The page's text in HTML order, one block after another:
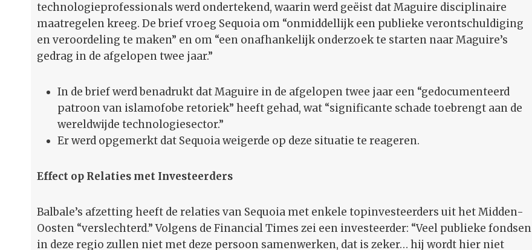
technologieprofessionals werd ondertekend, waarin werd geëist dat Maguire disciplinaire
maatregelen kreeg. De brief vroeg Sequoia om “onmiddellijk een publieke verontschuldiging
en veroordeling te maken” en om “een onafhankelijk onderzoek te starten naar Maguire’s
gedrag in de afgelopen twee jaar.”
In de brief werd benadrukt dat Maguire in de afgelopen twee jaar een “gedocumenteerd
patroon van islamofobe retoriek” heeft gehad, wat “significante schade toebrengt aan de
wereldwijde technologiesector.”
Er werd opgemerkt dat Sequoia weigerde op deze situatie te reageren.
Effect op Relaties met Investeerders
Balbale’s afzetting heeft de relaties van Sequoia met enkele topinvesteerders uit het Midden-
Oosten “verslechterd.” Volgens de Financial Times zei een investeerder: “Veel publieke fondsen
in deze regio zullen niet met deze persoon samenwerken, dat is zeker… hij wordt hier niet